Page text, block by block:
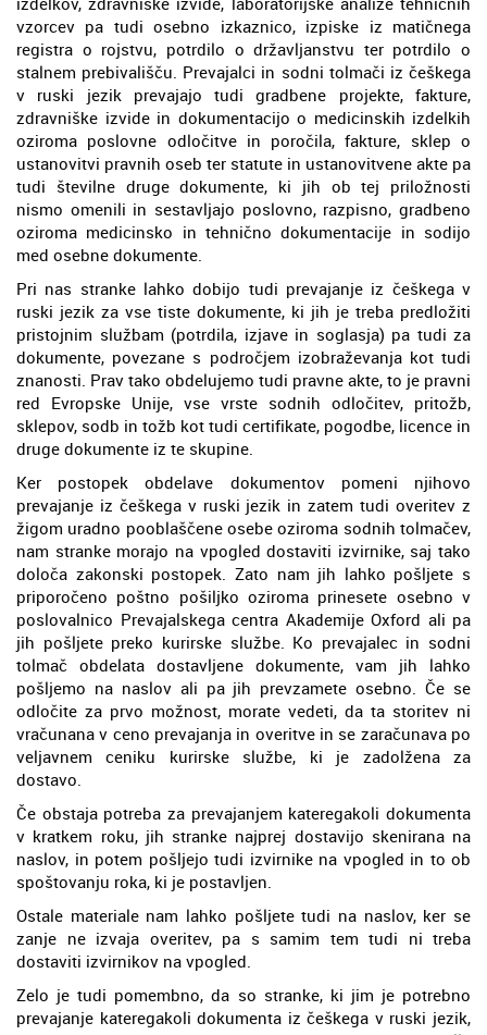
vzorcev pa tudi osebno izkaznico, izpiske iz matičnega
registra o rojstvu, potrdilo o državljanstvu ter potrdilo o
stalnem prebivališču. Prevajalci in sodni tolmači iz češkega
v ruski jezik prevajajo tudi gradbene projekte, fakture,
zdravniške izvide in dokumentacijo o medicinskih izdelkih
oziroma poslovne odločitve in poročila, fakture, sklep o
ustanovitvi pravnih oseb ter statute in ustanovitvene akte pa
tudi številne druge dokumente, ki jih ob tej priložnosti
nismo omenili in sestavljajo poslovno, razpisno, gradbeno
oziroma medicinsko in tehnično dokumentacije in sodijo
med osebne dokumente.
Pri nas stranke lahko dobijo tudi prevajanje iz češkega v
ruski jezik za vse tiste dokumente, ki jih je treba predložiti
pristojnim službam (potrdila, izjave in soglasja) pa tudi za
dokumente, povezane s področjem izobraževanja kot tudi
znanosti. Prav tako obdelujemo tudi pravne akte, to je pravni
red Evropske Unije, vse vrste sodnih odločitev, pritožb,
sklepov, sodb in tožb kot tudi certifikate, pogodbe, licence in
druge dokumente iz te skupine.
Ker postopek obdelave dokumentov pomeni njihovo
prevajanje iz češkega v ruski jezik in zatem tudi overitev z
žigom uradno pooblaščene osebe oziroma sodnih tolmačev,
nam stranke morajo na vpogled dostaviti izvirnike, saj tako
določa zakonski postopek. Zato nam jih lahko pošljete s
priporočeno poštno pošiljko oziroma prinesete osebno v
poslovalnico Prevajalskega centra Akademije Oxford ali pa
jih pošljete preko kurirske službe. Ko prevajalec in sodni
tolmač obdelata dostavljene dokumente, vam jih lahko
pošljemo na naslov ali pa jih prevzamete osebno. Če se
odločite za prvo možnost, morate vedeti, da ta storitev ni
vračunana v ceno prevajanja in overitve in se zaračunava po
veljavnem ceniku kurirske službe, ki je zadolžena za
dostavo.
Če obstaja potreba za prevajanjem kateregakoli dokumenta
v kratkem roku, jih stranke najprej dostavijo skenirana na
naslov, in potem pošljejo tudi izvirnike na vpogled in to ob
spoštovanju roka, ki je postavljen.
Ostale materiale nam lahko pošljete tudi na naslov, ker se
zanje ne izvaja overitev, pa s samim tem tudi ni treba
dostaviti izvirnikov na vpogled.
Zelo je tudi pomembno, da so stranke, ki jim je potrebno
prevajanje kateregakoli dokumenta iz češkega v ruski jezik,